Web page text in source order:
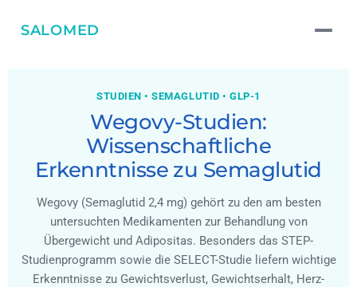
SALOMED
STUDIEN • SEMAGLUTID • GLP-1
Wegovy-Studien:
Wissenschaftliche
Erkenntnisse zu Semaglutid
Wegovy (Semaglutid 2,4 mg) gehört zu den am besten
untersuchten Medikamenten zur Behandlung von
Übergewicht und Adipositas. Besonders das STEP-
Studienprogramm sowie die SELECT-Studie liefern wichtige
Erkenntnisse zu Gewichtsverlust, Gewichtserhalt, Herz-